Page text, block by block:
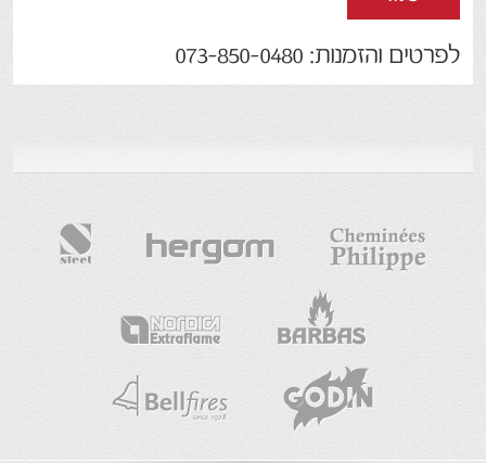
לפרטים והזמנות: 073-850-0480